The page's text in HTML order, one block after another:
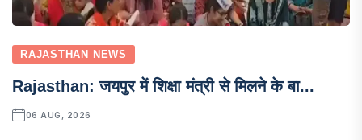
RAJASTHAN NEWS
Rajasthan: जयपुर में शिक्षा मंत्री से मिलने के बा...
06 AUG, 2026